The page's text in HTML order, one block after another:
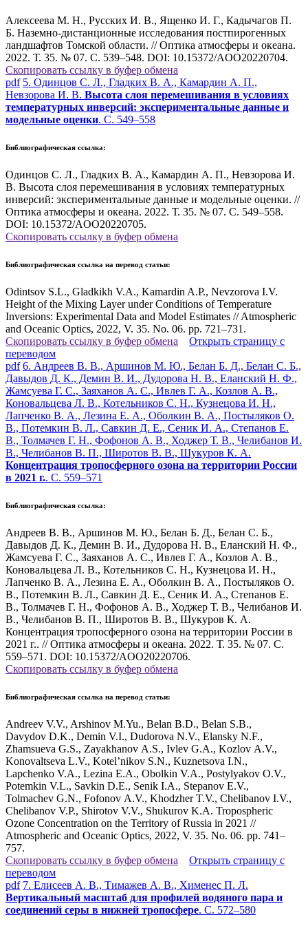
Алексеева М. Н., Русских И. В., Ященко И. Г., Кадычагов П.
Б. Наземно-дистанционные исследования постпирогенных
ландшафтов Томской области. // Оптика атмосферы и океана.
2022. Т. 35. № 07. С. 539–548. DOI: 10.15372/AOO20220704.
Скопировать ссылку в буфер обмена
pdf 5. Одинцов С. Л., Гладких В. А., Камардин А. П.,
Невзорова И. В. Высота слоя перемешивания в условиях
температурных инверсий: экспериментальные данные и
модельные оценки. С. 549–558
Библиографическая ссылка:
Одинцов С. Л., Гладких В. А., Камардин А. П., Невзорова И.
В. Высота слоя перемешивания в условиях температурных
инверсий: экспериментальные данные и модельные оценки. //
Оптика атмосферы и океана. 2022. Т. 35. № 07. С. 549–558.
DOI: 10.15372/AOO20220705.
Скопировать ссылку в буфер обмена
Библиографическая ссылка на перевод статьи:
Odintsov S.L., Gladkikh V.A., Kamardin A.P., Nevzorova I.V.
Height of the Mixing Layer under Conditions of Temperature
Inversions: Experimental Data and Model Estimates // Atmospheric
and Oceanic Optics, 2022, V. 35. No. 06. pp. 721–731.
Скопировать ссылку в буфер обмена
Открыть страницу с
переводом
pdf 6. Андреев В. В., Аршинов М. Ю., Белан Б. Д., Белан С. Б.,
Давыдов Д. К., Демин В. И., Дудорова Н. В., Еланский Н. Ф.,
Жамсуева Г. С., Заяханов А. С., Ивлев Г. А., Козлов А. В.,
Коновальцева Л. В., Котельников С. Н., Кузнецова И. Н.,
Лапченко В. А., Лезина Е. А., Оболкин В. А., Постыляков О.
В., Потемкин В. Л., Савкин Д. Е., Сеник И. А., Степанов Е.
В., Толмачев Г. Н., Фофонов А. В., Ходжер Т. В., Челибанов И.
В., Челибанов В. П., Широтов В. В., Шукуров К. А.
Концентрация тропосферного озона на территории России
в 2021 г.. С. 559–571
Библиографическая ссылка:
Андреев В. В., Аршинов М. Ю., Белан Б. Д., Белан С. Б.,
Давыдов Д. К., Демин В. И., Дудорова Н. В., Еланский Н. Ф.,
Жамсуева Г. С., Заяханов А. С., Ивлев Г. А., Козлов А. В.,
Коновальцева Л. В., Котельников С. Н., Кузнецова И. Н.,
Лапченко В. А., Лезина Е. А., Оболкин В. А., Постыляков О.
В., Потемкин В. Л., Савкин Д. Е., Сеник И. А., Степанов Е.
В., Толмачев Г. Н., Фофонов А. В., Ходжер Т. В., Челибанов И.
В., Челибанов В. П., Широтов В. В., Шукуров К. А.
Концентрация тропосферного озона на территории России в
2021 г.. // Оптика атмосферы и океана. 2022. Т. 35. № 07. С.
559–571. DOI: 10.15372/AOO20220706.
Скопировать ссылку в буфер обмена
Библиографическая ссылка на перевод статьи:
Andreev V.V., Arshinov M.Yu., Belan B.D., Belan S.B.,
Davydov D.K., Demin V.I., Dudorova N.V., Elansky N.F.,
Zhamsueva G.S., Zayakhanov A.S., Ivlev G.A., Kozlov A.V.,
Konovaltseva L.V., Kotel’nikov S.N., Kuznetsova I.N.,
Lapchenko V.A., Lezina E.A., Obolkin V.A., Postylyakov O.V.,
Potemkin V.L., Savkin D.E., Senik I.A., Stepanov E.V.,
Tolmachev G.N., Fofonov A.V., Khodzher T.V., Chelibanov I.V.,
Chelibanov V.P., Shirotov V.V., Shukurov K.A. Tropospheric
Ozone Concentration on the Territory of Russia in 2021 //
Atmospheric and Oceanic Optics, 2022, V. 35. No. 06. pp. 741–
757.
Скопировать ссылку в буфер обмена
Открыть страницу с
переводом
pdf 7. Елисеев А. В., Тимажев А. В., Хименес П. Л.
Вертикальный масштаб для профилей водяного пара и
соединений серы в нижней тропосфере. С. 572–580